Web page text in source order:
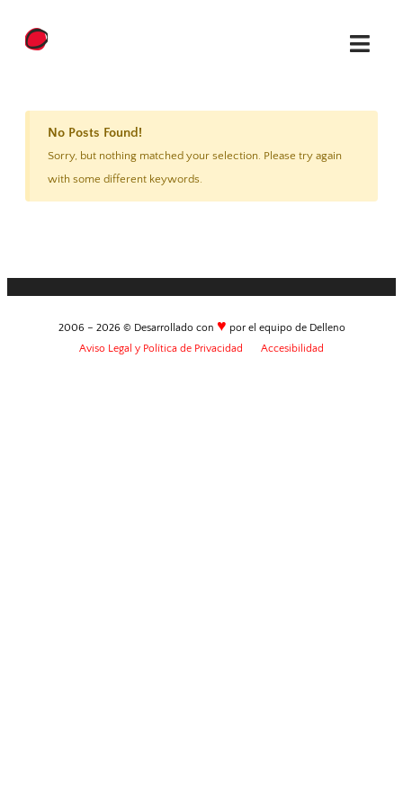
No Posts Found!
Sorry, but nothing matched your selection. Please try again
with some different keywords.
2006 – 2026 © Desarrollado con ♥ por el equipo de Delleno
Aviso Legal y Política de Privacidad
Accesibilidad